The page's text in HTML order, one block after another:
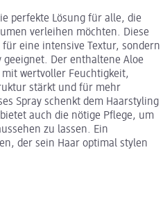
perfekte Lösung für alle, die
verleihen möchten. Diese
eine intensive Textur, sondern
geeignet. Der enthaltene Aloe
mit wertvoller Feuchtigkeit,
stärkt und für mehr
Spray schenkt dem Haarstyling
auch die nötige Pflege, um
zu lassen. Ein
der sein Haar optimal stylen